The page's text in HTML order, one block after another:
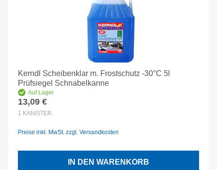
Kerndl Scheibenklar m. Frostschutz -30°C 5l
Prüfsiegel Schnabelkanne
Auf Lager
Regulärer Preis:
13,09 €
1 KANISTER
Preise inkl. MwSt. zzgl. Versandkosten
IN DEN WARENKORB